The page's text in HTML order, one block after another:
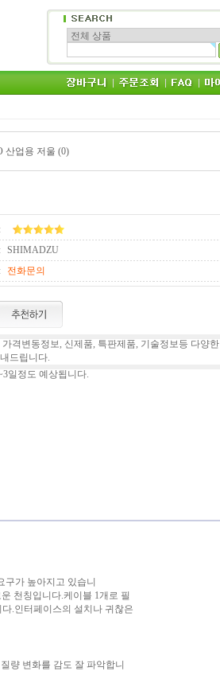
산업용 저울 (0)
:
:
SHIMADZU
: 전화문의
격변동정보, 신제품, 특판제품, 기술정보등 다양한
드립니다.
일정도 예상됩니다.
구가 높아지고 있습니
천칭입니다.케이블 1개로 필
.인터페이스의 설치나 귀찮은
량 변화를 감도 잘 파악합니